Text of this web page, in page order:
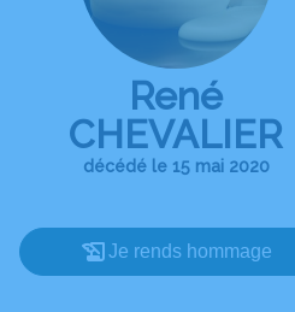
René
CHEVALIER
décédé le 15 mai 2020
Je rends hommage